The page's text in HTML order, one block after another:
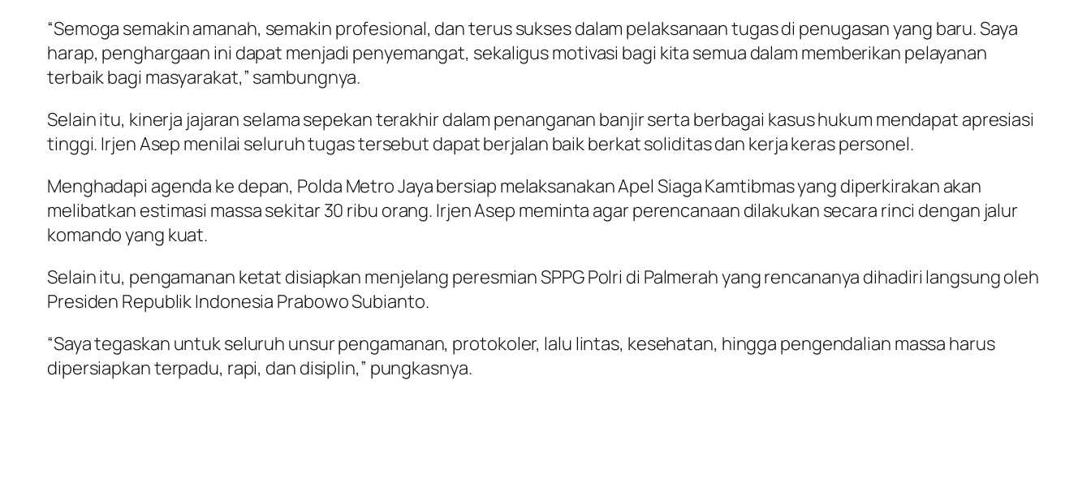
“Semoga semakin amanah, semakin profesional, dan terus sukses dalam pelaksanaan tugas di penugasan yang baru. Saya
harap, penghargaan ini dapat menjadi penyemangat, sekaligus motivasi bagi kita semua dalam memberikan pelayanan
terbaik bagi masyarakat,” sambungnya.
Selain itu, kinerja jajaran selama sepekan terakhir dalam penanganan banjir serta berbagai kasus hukum mendapat apresiasi
tinggi. Irjen Asep menilai seluruh tugas tersebut dapat berjalan baik berkat soliditas dan kerja keras personel.
Menghadapi agenda ke depan, Polda Metro Jaya bersiap melaksanakan Apel Siaga Kamtibmas yang diperkirakan akan
melibatkan estimasi massa sekitar 30 ribu orang. Irjen Asep meminta agar perencanaan dilakukan secara rinci dengan jalur
komando yang kuat.
Selain itu, pengamanan ketat disiapkan menjelang peresmian SPPG Polri di Palmerah yang rencananya dihadiri langsung oleh
Presiden Republik Indonesia Prabowo Subianto.
“Saya tegaskan untuk seluruh unsur pengamanan, protokoler, lalu lintas, kesehatan, hingga pengendalian massa harus
dipersiapkan terpadu, rapi, dan disiplin,” pungkasnya.